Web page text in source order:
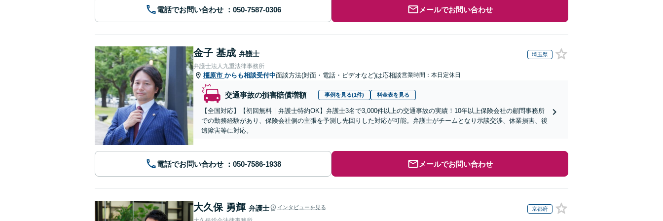
電話でお問い合わせ メールでお問い合わせ
金子 基成 弁護士 埼玉県
弁護士法人九重法律事務所
橿原市 からも相談受付中面談方法(対面・電話・ビデオなど)は応相談営業時間：本日定休日
交通事故の損害賠償増額 事例を見る(1件) 料金表を見る
【全国対応】【初回無料｜弁護士特約OK】弁護士3名で3,000件以上の交通事故の実績！10年以上保険会社の顧問事務所
での勤務経験があり、保険会社側の主張を予測し先回りした対応が可能。弁護士がチームとなり示談交渉、休業損害、後
遺障害等に対応。
電話でお問い合わせ メールでお問い合わせ
大久保 勇輝 弁護士 インタビューを見る 京都府